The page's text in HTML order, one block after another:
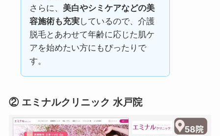
さらに、 美白やシミケアなどの美
容施術も充実しているので、介護
脱毛とあわせて年齢に応じた肌ケ
アを始めたい方にもぴったりで
す。
② エミナルクリニック 水戸院